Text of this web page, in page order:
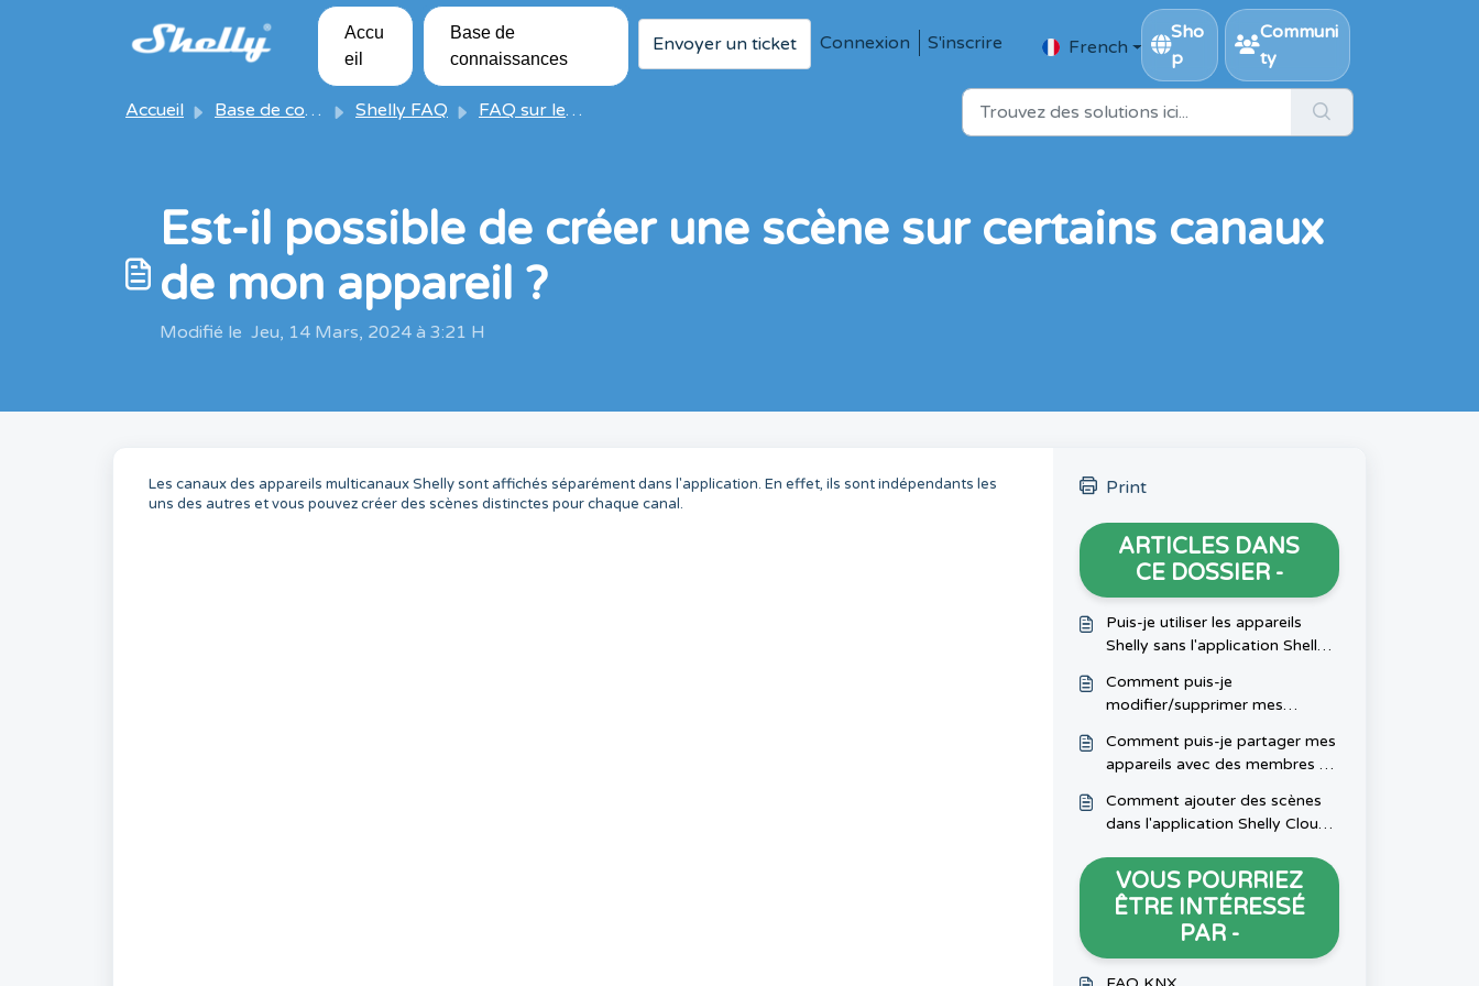
Passer au contenu principal
Accu
eil
Base de
connaissances
Envoyer un ticket Connexion S'inscrire French
Sho
p
Communi
ty
Accueil Base de connaissances Shelly FAQ FAQ sur les applications et le cloud
Est-il possible de créer une scène sur certains canaux
de mon appareil ?
Modifié le Jeu, 14 Mars, 2024 à 3:21 H
Les canaux des appareils multicanaux Shelly sont affichés séparément dans l'application. En effet, ils sont indépendants les
uns des autres et vous pouvez créer des scènes distinctes pour chaque canal.
Print
ARTICLES DANS
CE DOSSIER -
Puis-je utiliser les appareils
Shelly sans l'application Shelly
Comment puis-je
modifier/supprimer mes
Comment puis-je partager mes
appareils avec des membres de
Comment ajouter des scènes
dans l'application Shelly Cloud
VOUS POURRIEZ
ÊTRE INTÉRESSÉ
PAR -